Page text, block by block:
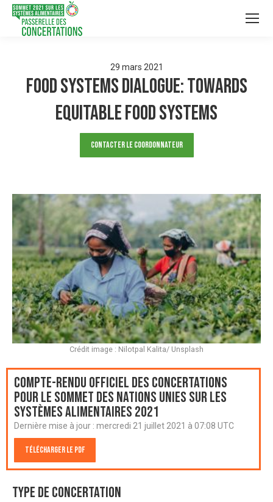
29 mars 2021
Food Systems Dialogue: Towards
Equitable Food Systems
Contacter le Coordonnateur
Compte-rendu officiel des Concertations
pour le Sommet des Nations Unies sur les
systèmes alimentaires 2021
Dernière mise à jour : mercredi 21 juillet 2021 à 07:08 UTC
Télécharger le PDF
Type de Concertation
Crédit image : Nilotpal Kalita/ Unsplash